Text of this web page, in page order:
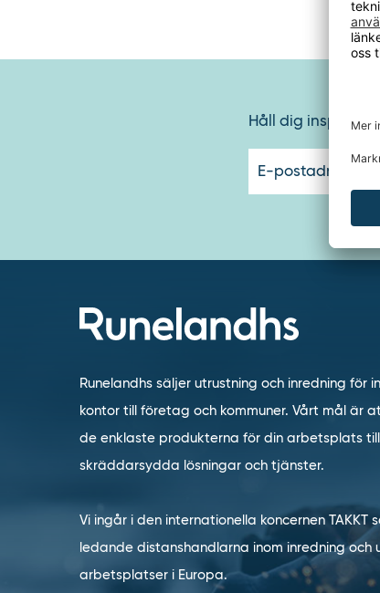
Håll dig
Runelandhs säljer utrustning och inredning för
kontor till företag och kommuner. Vårt mål är
de enklaste produkterna för din arbetsplats
skräddarsydda lösningar och tjänster.
Vi ingår i den internationella koncernen TAKKT
ledande distanshandlarna inom inredning och
arbetsplatser i Europa.